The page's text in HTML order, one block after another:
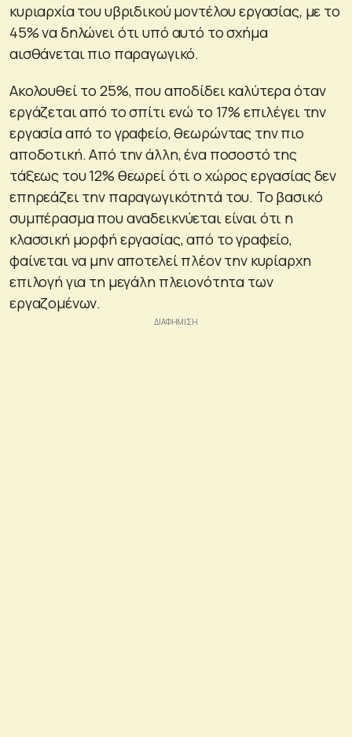
κυριαρχία του υβριδικού μοντέλου εργασίας, με το
45% να δηλώνει ότι υπό αυτό το σχήμα
αισθάνεται πιο παραγωγικό.
Ακολουθεί το 25%, που αποδίδει καλύτερα όταν
εργάζεται από το σπίτι ενώ το 17% επιλέγει την
εργασία από το γραφείο, θεωρώντας την πιο
αποδοτική. Από την άλλη, ένα ποσοστό της
τάξεως του 12% θεωρεί ότι ο χώρος εργασίας δεν
επηρεάζει την παραγωγικότητά του. Το βασικό
συμπέρασμα που αναδεικνύεται είναι ότι η
κλασσική μορφή εργασίας, από το γραφείο,
φαίνεται να μην αποτελεί πλέον την κυρίαρχη
επιλογή για τη μεγάλη πλειονότητα των
εργαζομένων.